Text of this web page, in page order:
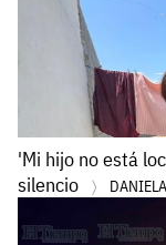
'Mi hijo no está
silencio